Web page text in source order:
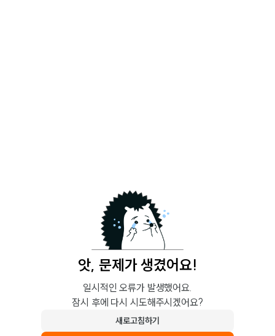
앗, 문제가 생겼어요!
일시적인 오류가 발생했어요.
잠시 후에 다시 시도해주시겠어요?
새로고침하기